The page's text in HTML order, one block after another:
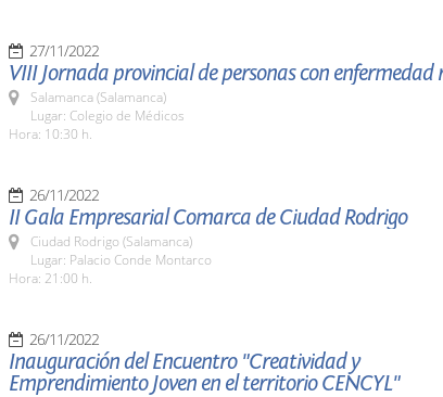
27/11/2022
VIII Jornada provincial de personas con enfermedad
Salamanca (Salamanca)
Lugar: Colegio de Médicos
Hora: 10:30 h.
26/11/2022
II Gala Empresarial Comarca de Ciudad Rodrigo
Ciudad Rodrigo (Salamanca)
Lugar: Palacio Conde Montarco
Hora: 21:00 h.
26/11/2022
Inauguración del Encuentro "Creatividad y
Emprendimiento Joven en el territorio CENCYL"